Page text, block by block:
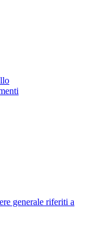
generale riferiti a